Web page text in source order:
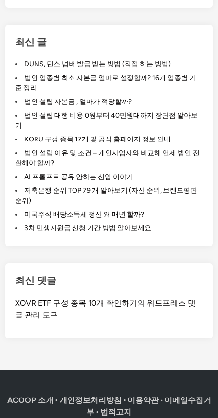
최신 글
DUNS, 던스 넘버 발급 받는 방법 (직접 하는 방법)
법인 업종별 최소 자본금 얼마로 설정할까? 16개 업종별 기
준 정리
법인 설립 자본금 , 얼마가 적당할까?
법인 설립 대행 비용 0원부터 40만원대까지 장단점 알아보
기
KORU 구성 종목 17개 및 공식 홈페이지 정보 안내
법인 설립 이유 및 조건 – 개인사업자와 비교해 언제 법인 전
환해야 할까?
AI 프롬프트 공유 안하는 신입 이야기
저축은행 순위 TOP 79 개 알아보기 (자산 순위, 브랜드평판
순위)
미국주식 배당소득세 정산 왜 매년 할까?
3차 민생지원금 신청 기간 방법 알아보세요
최신 댓글
XOVR ETF 구성 종목 10개 확인하기의워드프레스 댓
글 관리 도구
ACOOP 소개 · 개인정보처리방침 · 이용약관 · 이메일수집거
부 · 법적고지